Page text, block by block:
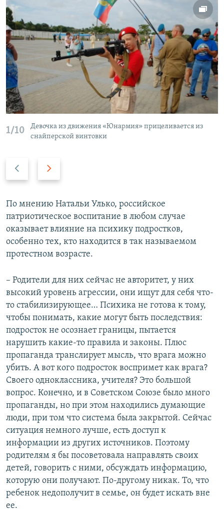
1/10
Девочка из движения «Юнармия» прицеливается из
снайперской винтовки
д
ы
д
у
щ
с
л
а
й
д
д
у
ю
щ
и
с
л
а
й
д
По мнению Натальи Улько, российское
патриотическое воспитание в любом случае
оказывает влияние на психику подростков,
особенно тех, кто находится в так называемом
протестном возрасте.
– Родители для них сейчас не авторитет, у них
высокий уровень агрессии, они ищут для себя что-
то стабилизирующее… Психика не готова к тому,
чтобы понимать, какие могут быть последствия:
подросток не осознает границы, пытается
нарушить какие-то правила и законы. Плюс
пропаганда транслирует мысль, что врага можно
убить. А вот кого подросток воспримет как врага?
Своего одноклассника, учителя? Это большой
вопрос. Конечно, и в Советском Союзе было много
пропаганды, но при этом находились думающие
люди, при том что система была закрытой. Сейчас
ситуация немного лучше, есть доступ к
информации из других источников. Поэтому
родителям я бы посоветовала направлять своих
детей, говорить с ними, обсуждать информацию,
которую они получают. По-другому никак. То, что
ребенок недополучит в семье, он будет искать вне
ее.